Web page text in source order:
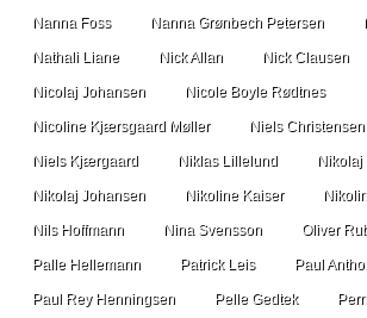
Nanna Foss Nanna Grønbech Petersen
Nathali Liane Nick Allan Nick Clausen
Nicolaj Johansen Nicole Boyle Rødtnes
Nicoline Kjærsgaard Møller Niels Christensen
Niels Kjærgaard Niklas Lillelund Nikolaj
Nikolaj Johansen Nikoline Kaiser
Nils Hoffmann Nina Svensson Oliver
Palle Hellemann Patrick Leis Paul
Paul Rey Henningsen Pelle Gedtek